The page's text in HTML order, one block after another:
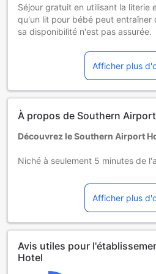
Séjour gratuit en utilisant la literie
qu'un lit pour bébé peut entraîner
sa disponibilité n'est pas assurée.
Séjour gratuit en utilisant la literie
Les hôtes de 4 ans et plus sont
Les lits supplémentaires
capacité de chaque chambre.
peuvent s'appliquer si vous
Afficher plus
À propos de Southern
Découvrez le Southern Airport
Niché à seulement 5 minutes de
idéal pour les voyageurs en
commodité. Ouvert en 2019, cet
chambres élégamment
répondre aux besoins des
vacanciers. Avec un
centre-ville de Hat Yai, vous
attractions locales tout en
l'aéroport.
Afficher plus
Avis utiles pour
Hotel